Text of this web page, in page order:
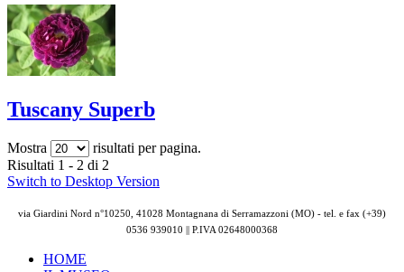
Tuscany Superb
Mostra
risultati per pagina.
Risultati 1 - 2 di 2
Switch to Desktop Version
via Giardini Nord n°10250, 41028 Montagnana di Serramazzoni (MO) - tel. e fax (+39)
0536 939010 || P.IVA 02648000368
HOME